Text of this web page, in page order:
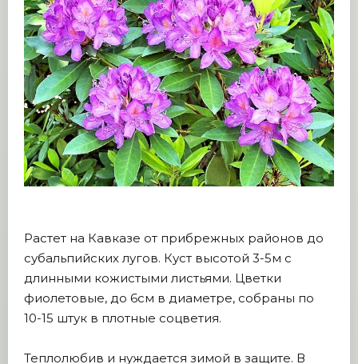
Растет на Кавказе от прибрежных районов до
субальпийских лугов. Куст высотой 3-5м с
длинными кожистыми листьями. Цветки
фиолетовые, до 6см в диаметре, собраны по
10-15 штук в плотные соцветия.
Теплолюбив и нуждается зимой в защите. В